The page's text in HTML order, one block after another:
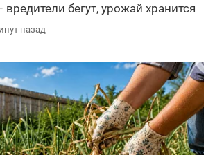
бегут, урожай хранится
назад